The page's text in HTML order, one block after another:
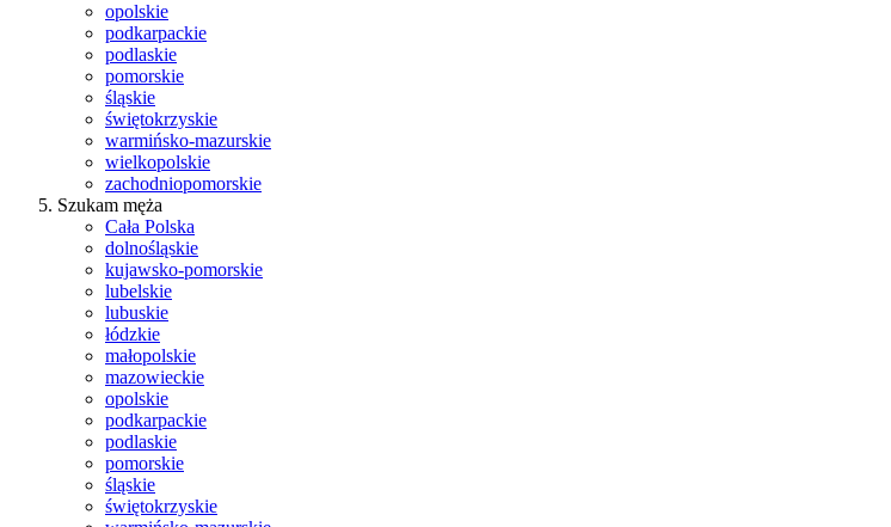
opolskie
podkarpackie
podlaskie
pomorskie
śląskie
świętokrzyskie
warmińsko-mazurskie
wielkopolskie
zachodniopomorskie
Szukam męża
Cała Polska
dolnośląskie
kujawsko-pomorskie
lubelskie
lubuskie
łódzkie
małopolskie
mazowieckie
opolskie
podkarpackie
podlaskie
pomorskie
śląskie
świętokrzyskie